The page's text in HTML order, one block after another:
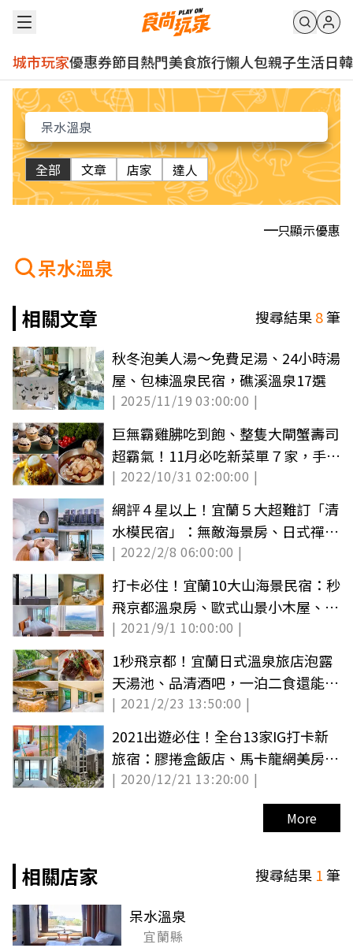
城市玩家優惠券節目熱門美食旅行懶人包親子生活日韓
全部 文章 店家 達人
只顯示優惠
呆水溫泉
相關文章
搜尋結果8筆
秋冬泡美人湯～免費足湯、24小時湯
屋、包棟溫泉民宿，礁溪溫泉17選
| 2025/11/19 03:00:00 |
巨無霸雞胇吃到飽、整隻大閘蟹壽司
超霸氣！11月必吃新菜單７家，手刀
快收藏
| 2022/10/31 02:00:00 |
網評４星以上！宜蘭５大超難訂「清
水模民宿」：無敵海景房、日式禪風
建築
| 2022/2/8 06:00:00 |
打卡必住！宜蘭10大山海景民宿：秒
飛京都溫泉房、歐式山景小木屋、超
Chill海景大浴缸
| 2021/9/1 10:00:00 |
1秒飛京都！宜蘭日式溫泉旅店泡露
天湯池、品清酒吧，一泊二食還能吃
錦繡龍蝦
| 2021/2/23 13:50:00 |
2021出遊必住！全台13家IG打卡新
旅宿：膠捲盒飯店、馬卡龍網美房、
南灣海景第一排
| 2020/12/21 13:20:00 |
More
相關店家 搜尋結果 1筆
呆水溫泉
宜蘭縣